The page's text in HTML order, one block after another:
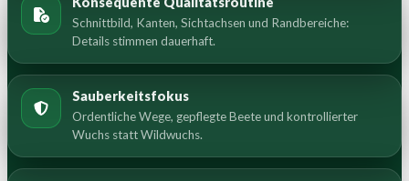
Schnittbild, Kanten, Sichtachsen und Randbereiche:
Details stimmen dauerhaft.
Sauberkeitsfokus
Ordentliche Wege, gepflegte Beete und kontrollierter
Wuchs statt Wildwuchs.